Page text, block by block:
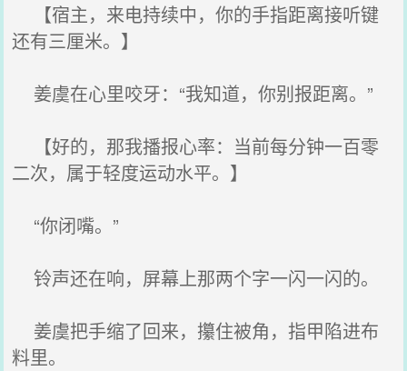
【宿主，来电持续中，你的手指距离接听键
还有三厘米。】
姜虞在心里咬牙：“我知道，你别报距离。”
【好的，那我播报心率：当前每分钟一百零
二次，属于轻度运动水平。】
“你闭嘴。”
铃声还在响，屏幕上那两个字一闪一闪的。
姜虞把手缩了回来，攥住被角，指甲陷进布
料里。